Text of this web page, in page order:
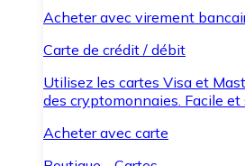
Acheter avec virement
Carte de crédit / débit
Utilisez les cartes Visa et
des cryptomonnaies. Facile et
Acheter avec carte